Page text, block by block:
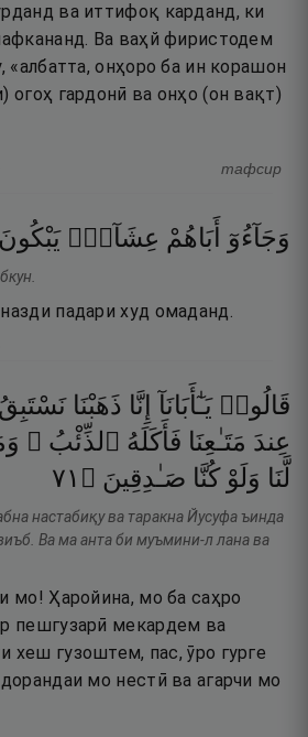
ва иттифоқ карданд, ки
Ва ваҳй фиристодем
«албатта, онҳоро ба ин корашон
огоҳ гардонӣ ва онҳо (он вақт)
тафсир
وَجَآءُوٓ أَبَاهُمْ عِشَآءًۭ يَبْكُونَ
падари худ омаданд.
قَالُوا۟ يَـٰٓأَبَانَآ إِنَّا ذَهَبْنَا نَسْتَبِقُ
عِندَ مَتَـٰعِنَا فَأَكَلَهُ ٱلذِّئْبُ ۖ
لَّنَا وَلَوْ كُنَّا صَـٰدِقِينَ ۝ ١٧
настабиқу ва таракна Йусуфа ъинда
Ва ма анта би муъмини-л лана ва
мо! Ҳаройина, мо ба саҳро
пешгузарӣ мекардем ва
хеш гузоштем, пас, ӯро гурге
мо нестӣ ва агарчи мо